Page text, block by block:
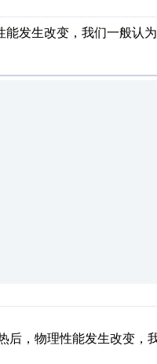
发生改变，我们一般认
，物理性能发生改变，